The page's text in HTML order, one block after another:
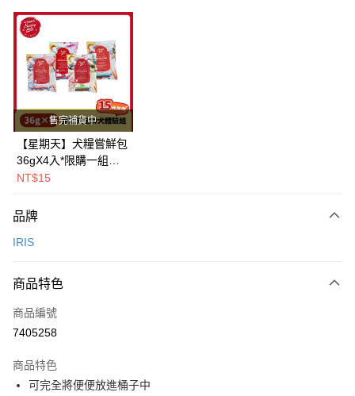
超商取貨付款
LINE Pay
Apple Pay
街口支付
悠遊付
Google Pay
AFTEE先享後付
相關說明
AFTEE先享後付是「在收到商品之後才付款」的支付方式。 讓您購物簡單
便利好安心！
２．便利：只要手機號碼，簡訊認證，即可結帳。
３．安心：先確認商品／服務後，再付款。
【「AFTEE先享後付」結帳流程】
結帳頁面，進行簡訊認證並確認金額後，即可完成結帳。
運送方式
全家取貨付款
每筆NT$80，滿NT$2,000(含以上)免運費
付款後全家取貨
售完補貨中
【星期天】犬糧嘗鮮包
36gX4入*限購一組｜
鱈+鮭+牛+羊（效期
NT$15
品牌
IRIS
商品特色
商品編號
7405258
商品特色
可完全將便便放進桶子中